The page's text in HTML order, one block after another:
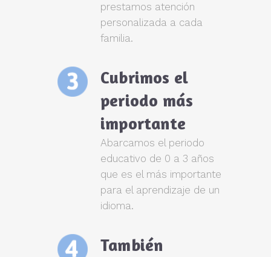
prestamos atención
personalizada a cada
familia.
Cubrimos el
periodo más
importante
Abarcamos el periodo
educativo de 0 a 3 años
que es el más importante
para el aprendizaje de un
idioma.
También